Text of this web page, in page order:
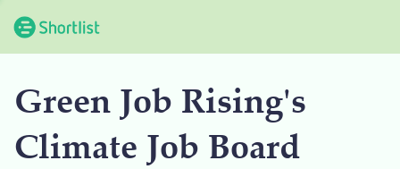
Green Job Rising's
Climate Job Board